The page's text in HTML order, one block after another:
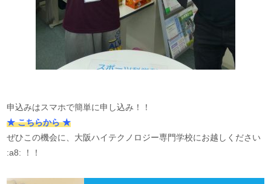
申込みはスマホで簡単に申し込み！！
★ こちらから ★
ぜひこの機会に、大阪ハイテクノロジー専門学校にお越しください
:a8: ！！